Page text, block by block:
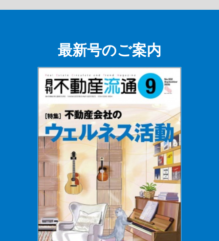
最新号のご案内